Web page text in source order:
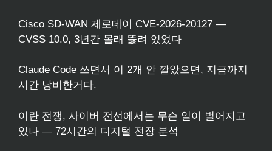
Cisco SD-WAN 제로데이 CVE-2026-20127 —
CVSS 10.0, 3년간 몰래 뚫려 있었다
Claude Code 쓰면서 이 2개 안 깔았으면, 지금까지
시간 낭비한거다.
이란 전쟁, 사이버 전선에서는 무슨 일이 벌어지고
있나 — 72시간의 디지털 전장 분석